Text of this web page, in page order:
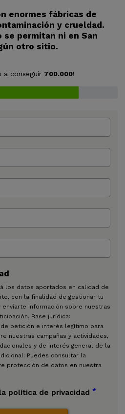
enormes fábricas de
y crueldad.
se permitan ni en San
otro sitio.
a conseguir 700.000!
los datos aportados en calidad de
con la finalidad de gestionar tu
enviarte información sobre nuestras
Base jurídica:
petición e interés legítimo para
nuestras campañas y actividades,
y de interés general de la
Puedes consultar la
protección de datos en nuestra
política de privacidad *